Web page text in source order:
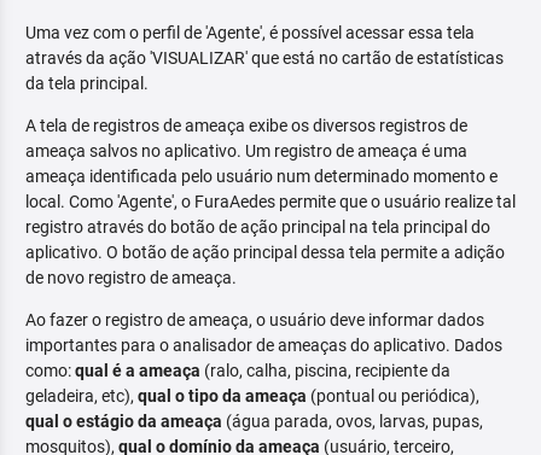
Uma vez com o perfil de 'Agente', é possível acessar essa tela
através da ação 'VISUALIZAR' que está no cartão de estatísticas
da tela principal.
A tela de registros de ameaça exibe os diversos registros de
ameaça salvos no aplicativo. Um registro de ameaça é uma
ameaça identificada pelo usuário num determinado momento e
local. Como 'Agente', o FuraAedes permite que o usuário realize tal
registro através do botão de ação principal na tela principal do
aplicativo. O botão de ação principal dessa tela permite a adição
de novo registro de ameaça.
Ao fazer o registro de ameaça, o usuário deve informar dados
importantes para o analisador de ameaças do aplicativo. Dados
como:qual é a ameaça (ralo, calha, piscina, recipiente da
geladeira, etc), qual o tipo da ameaça (pontual ou periódica),
qual o estágio da ameaça (água parada, ovos, larvas, pupas,
mosquitos), qual o domínio da ameaça (usuário, terceiro,